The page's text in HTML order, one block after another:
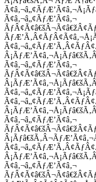
Ã¢â‚¬â„¢ÃƒÆ’Ã¢â‚¬
Ã¢â‚¬â„¢ÃƒÆ’Ã¢â‚¬
Ã¢â‚¬â„¢ÃƒÆ’Ã¢â‚¬
Ã¢â‚¬â„¢ÃƒÆ’Ã¢â‚¬